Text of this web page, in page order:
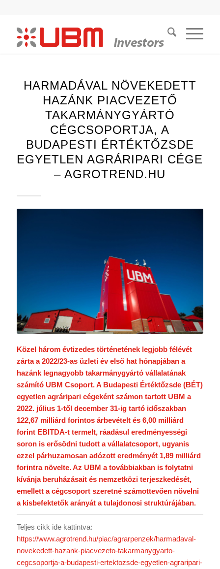
HARMADÁVAL NÖVEKEDETT
HAZÁNK PIACVEZETŐ
TAKARMÁNYGYÁRTÓ
CÉGCSOPORTJA, A
BUDAPESTI ÉRTÉKTŐZSDE
EGYETLEN AGRÁRIPARI CÉGE
– AGROTREND.HU
Közel három évtizedes történetének legjobb félévét
zárta a 2022/23-as üzleti év első hat hónapjában a
hazánk legnagyobb takarmánygyártó vállalatának
számító UBM Csoport. A Budapesti Értéktőzsde (BÉT)
egyetlen agráripari cégeként számon tartott UBM a
2022. július 1-től december 31-ig tartó időszakban
122,67 milliárd forintos árbevételt és 6,00 milliárd
forint EBITDA-t termelt, ráadásul eredményességi
soron is erősödni tudott a vállalatcsoport, ugyanis
ezzel párhuzamosan adózott eredményét 1,89 milliárd
forintra növelte. Az UBM a továbbiakban is folytatni
kívánja beruházásait és nemzetközi terjeszkedését,
emellett a cégcsoport szeretné számottevően növelni
a kisbefektetők arányát a tulajdonosi struktúrájában.
Teljes cikk ide kattintva:
https://www.agrotrend.hu/piac/agrarpenzek/harmadaval-
novekedett-hazank-piacvezeto-takarmanygyarto-
cegcsoportja-a-budapesti-ertektozsde-egyetlen-agraripari-